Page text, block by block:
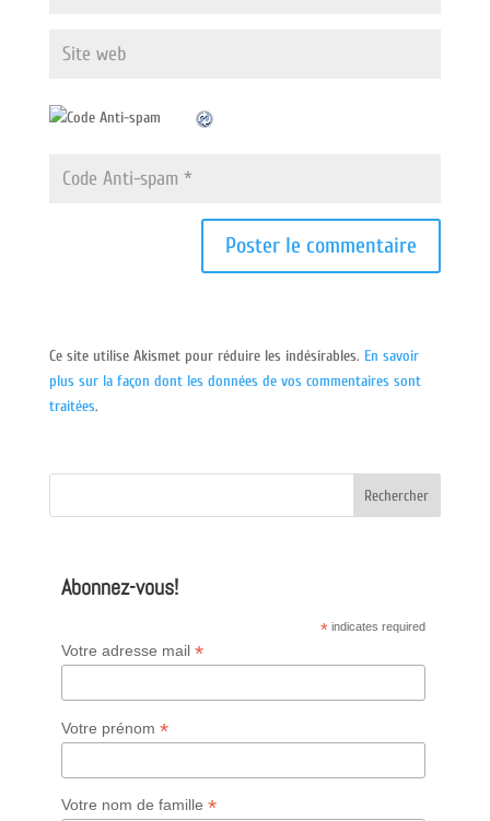
Ce site utilise Akismet pour réduire les indésirables. En savoir
plus sur la façon dont les données de vos commentaires sont
traitées.
Abonnez-vous!
* indicates required
Votre adresse mail *
Votre prénom *
Votre nom de famille *